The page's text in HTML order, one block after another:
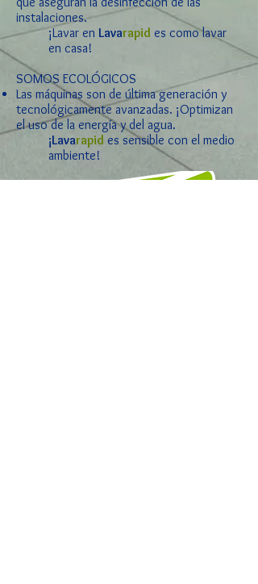
instalaciones.
¡Lavar en Lavarapid es como lavar
en casa!
SOMOS ECOLÓGICOS
Las máquinas son de última generación y
tecnológicamente avanzadas. ¡Optimizan
el uso de la energía y del agua.
¡Lavarapid es sensible con el medio
ambiente!